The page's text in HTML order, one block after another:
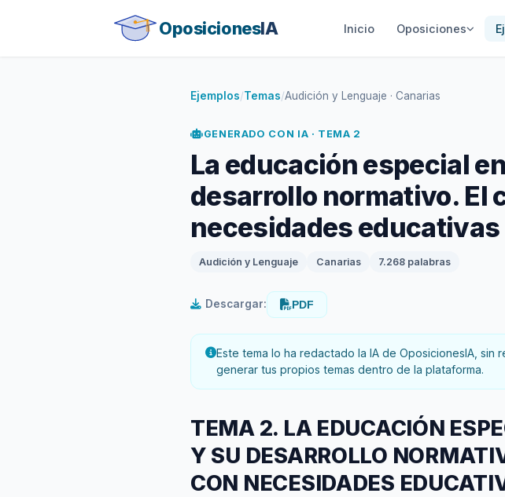
OposicionesIA Inicio Oposiciones
Ejemplos/Temas/Audición y Lenguaje · Canarias
GENERADO CON IA · TEMA 2
La educación especial
desarrollo normativo. El
necesidades
Audición y Lenguaje Canarias 7.268 palabras
Descargar: PDF
Este tema lo ha redactado la IA de OposicionesIA,
generar tus propios temas dentro de la plataforma.
TEMA 2. LA EDUCACIÓN
Y SU DESARROLLO
CON NECESIDADES